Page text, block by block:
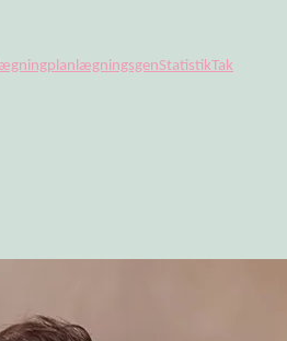
planlægningsgenStatistikTak